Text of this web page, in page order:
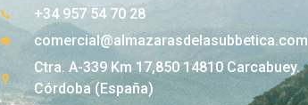
+34 957 54 70 28
comercial@almazarasdelasubbetica.com
Ctra. A-339 Km 17,850 14810 Carcabuey.
Córdoba (España)